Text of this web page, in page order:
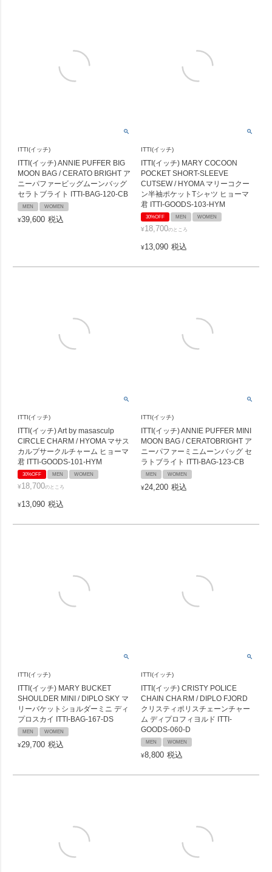
ITTI(イッチ)
ITTI(イッチ) ANNIE PUFFER BIG
MOON BAG / CERATO BRIGHT ア
ニーパファービッグムーンバッグ
セラトブライト ITTI-BAG-120-CB
MEN WOMEN
¥39,600 税込
ITTI(イッチ)
ITTI(イッチ) MARY COCOON
POCKET SHORT-SLEEVE
CUTSEW / HYOMA マリーコクー
ン半袖ポケットTシャツ ヒョーマ
君 ITTI-GOODS-103-HYM
30%OFF MEN WOMEN
¥18,700のところ
¥13,090 税込
ITTI(イッチ)
ITTI(イッチ) Art by masasculp
CIRCLE CHARM / HYOMA マサス
カルプサークルチャーム ヒョーマ
君 ITTI-GOODS-101-HYM
30%OFF MEN WOMEN
¥18,700のところ
¥13,090 税込
ITTI(イッチ)
ITTI(イッチ) ANNIE PUFFER MINI
MOON BAG / CERATOBRIGHT ア
ニーパファーミニムーンバッグ セ
ラトブライト ITTI-BAG-123-CB
MEN WOMEN
¥24,200 税込
ITTI(イッチ)
ITTI(イッチ) MARY BUCKET
SHOULDER MINI / DIPLO SKY マ
リーバケットショルダーミニ ディ
プロスカイ ITTI-BAG-167-DS
MEN WOMEN
¥29,700 税込
ITTI(イッチ)
ITTI(イッチ) CRISTY POLICE
CHAIN CHA RM / DIPLO FJORD
クリスティポリスチェーンチャー
ム ディプロフィヨルド ITTI-
GOODS-060-D
MEN WOMEN
¥8,800 税込